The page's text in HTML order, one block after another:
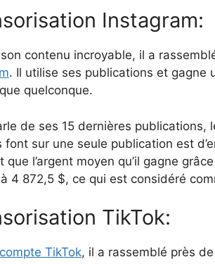
Instagram:
contenu incroyable, il a
. Il utilise ses publications et gagne
quelconque.
de ses 15 dernières publications,
font sur une seule publication est
que l’argent moyen qu’il gagne
4 872,5 $, ce qui est considéré
TikTok:
compte TikTok, il a rassemblé près